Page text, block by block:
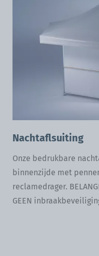
Nachtaflsuiting
Onze bedrukbare
binnenzijde met
reclamedrager.
GEEN